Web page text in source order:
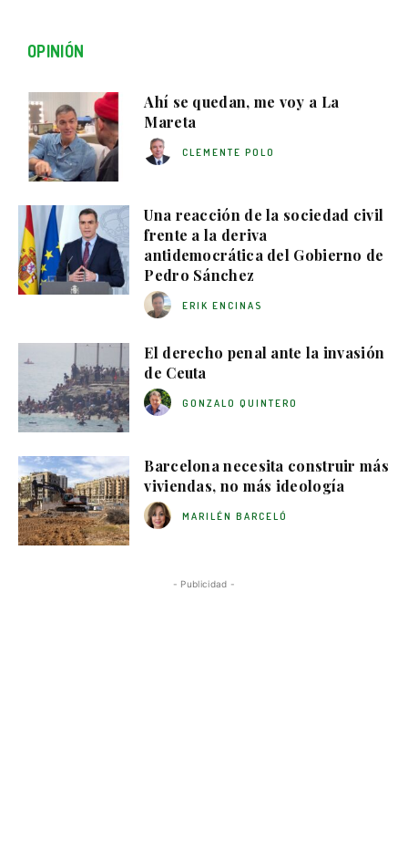
OPINIÓN
Ahí se quedan, me voy a La
Mareta
CLEMENTE POLO
Una reacción de la sociedad civil
frente a la deriva
antidemocrática del Gobierno de
Pedro Sánchez
ERIK ENCINAS
El derecho penal ante la invasión
de Ceuta
GONZALO QUINTERO
Barcelona necesita construir más
viviendas, no más ideología
MARILÉN BARCELÓ
- Publicidad -